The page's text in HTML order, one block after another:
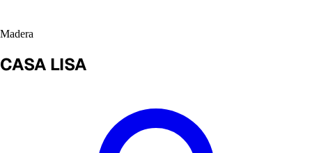
Madera
CASA LISA